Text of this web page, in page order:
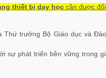
thiết bị dạy học cần được
Thứ trưởng Bộ Giáo dục và
sự phát triển bền vững trong